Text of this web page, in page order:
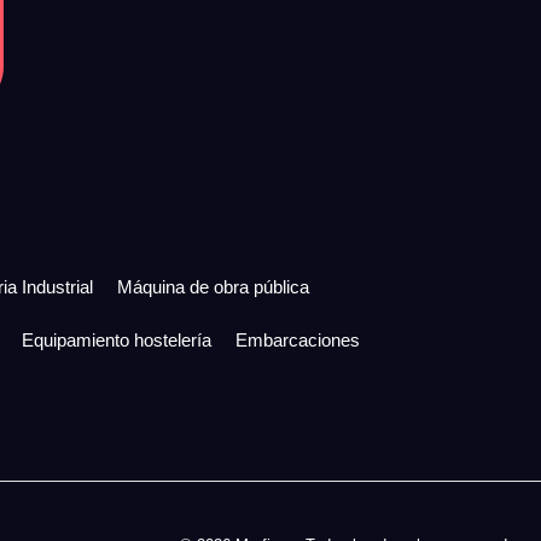
Industrial Máquina de obra pública
Equipamiento hostelería Embarcaciones